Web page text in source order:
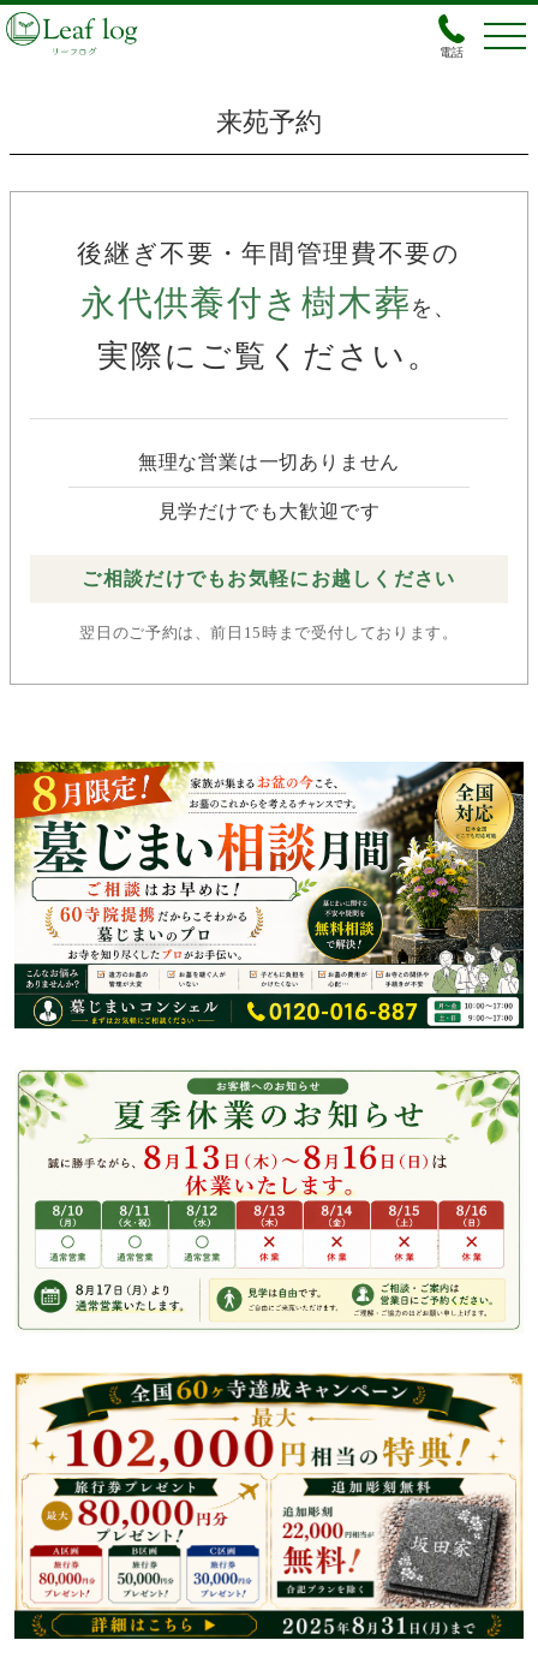
電話
来苑予約
後継ぎ不要・年間管理費不要の
永代供養付き樹木葬 を、
実際にご覧ください。
無理な営業は一切ありません
見学だけでも大歓迎です
ご相談だけでもお気軽にお越しください
翌日のご予約は、前日15時まで受付しております。